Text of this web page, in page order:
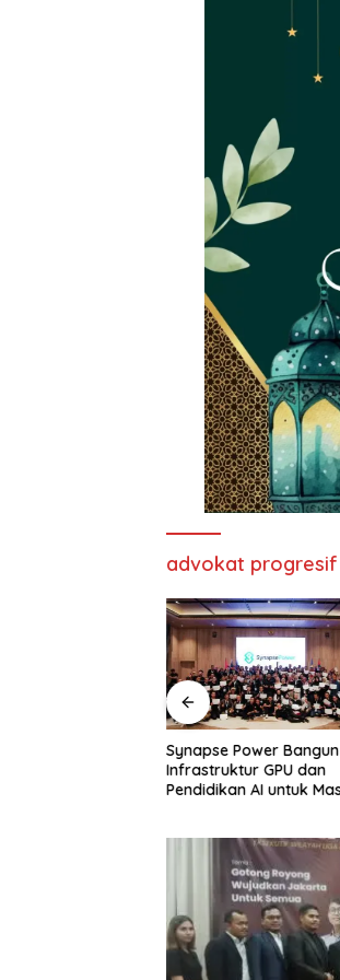
advokat progresif
Synapse Power Bangun
Infrastruktur GPU dan
Pendidikan AI untuk